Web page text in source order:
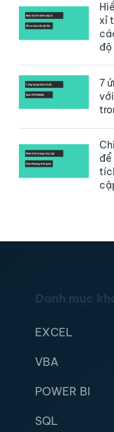
xỉ
độ
7
để
Danh mục
EXCEL
VBA
POWER BI
SQL